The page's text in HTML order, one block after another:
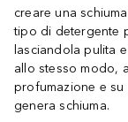
creare una
tipo di detergente
lasciandola pulita
allo stesso modo,
profumazione e su
genera schiuma.